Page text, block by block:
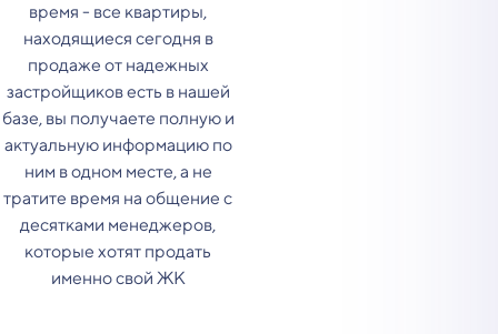
время - все квартиры,
находящиеся сегодня в
продаже от надежных
застройщиков есть в нашей
базе, вы получаете полную и
актуальную информацию по
ним в одном месте, а не
тратите время на общение с
десятками менеджеров,
которые хотят продать
именно свой ЖК